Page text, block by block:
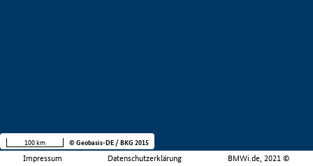
Impressum Datenschutzerklärung BMWi.de, 2021 ©
100 km © Geobasis-DE / BKG 2015